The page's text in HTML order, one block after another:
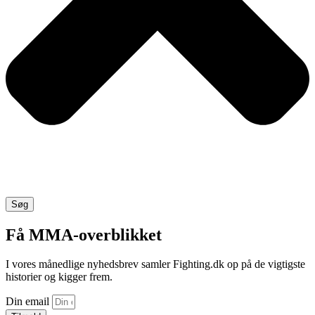
Søg
Få MMA-overblikket
I vores månedlige nyhedsbrev samler Fighting.dk op på de vigtigste
historier og kigger frem.
Din email